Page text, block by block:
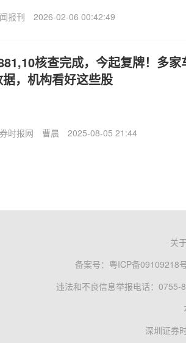
报刊 2026-02-06 00:42:49
核查完成，今起复牌！多
，机构看好这些股
时报网 曹晨 2025-08-05 21:44
关
备案号： 粤ICP备09109218
违法和不良信息举报电话：0755-
深圳证券